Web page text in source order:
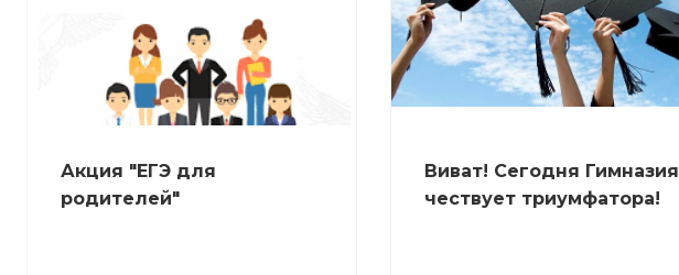
Акция "ЕГЭ для
родителей"
Виват! Сегодня Гимназия
чествует триумфатора!